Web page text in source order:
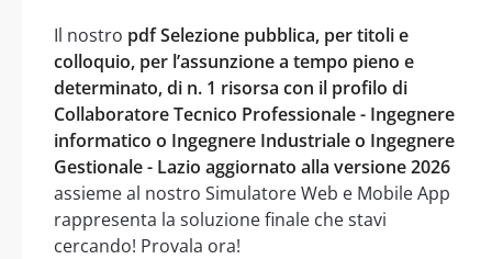
Il nostro pdf Selezione pubblica, per titoli e
colloquio, per l’assunzione a tempo pieno e
determinato, di n. 1 risorsa con il profilo di
Collaboratore Tecnico Professionale - Ingegnere
informatico o Ingegnere Industriale o Ingegnere
Gestionale - Lazio aggiornato alla versione 2026
assieme al nostro Simulatore Web e Mobile App
rappresenta la soluzione finale che stavi
cercando! Provala ora!